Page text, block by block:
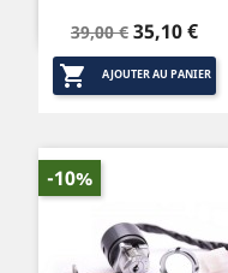
Prix
de
base
39,00 € Prix
35,10 €
 AJOUTER AU PANIER
-10%